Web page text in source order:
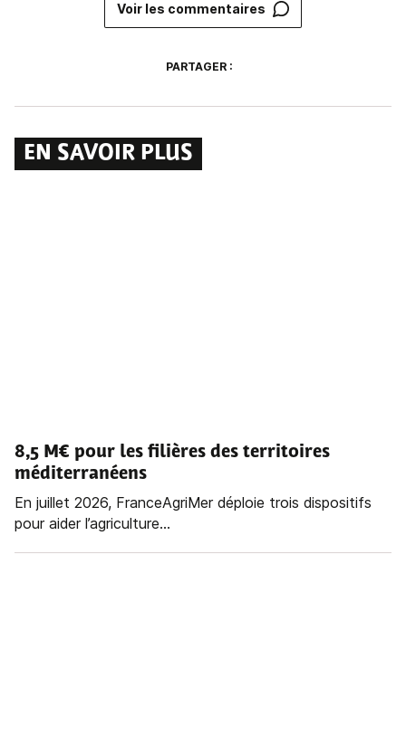
Voir les commentaires
PARTAGER :
EN SAVOIR PLUS
8,5 M€ pour les filières des territoires
méditerranéens
En juillet 2026, FranceAgriMer déploie trois dispositifs
pour aider l’agriculture...